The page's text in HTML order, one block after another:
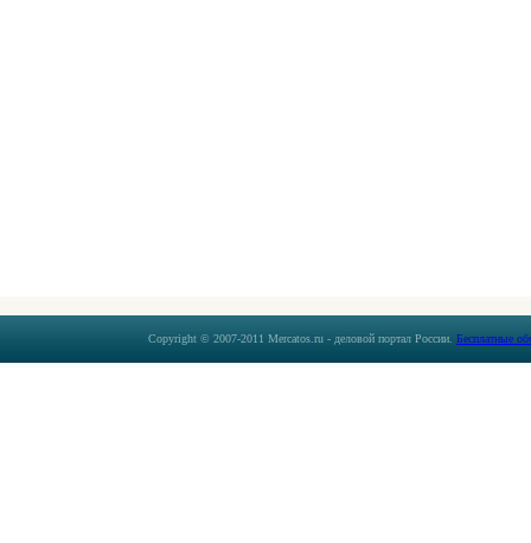
Copyright © 2007-2011 Mercatos.ru - деловой портал России. Бесплатные